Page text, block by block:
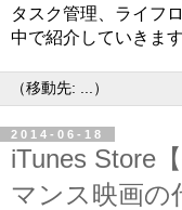
タスク管理、ライフ
中で紹介していきます
2014-06-18
iTunes Store
マンス映画の